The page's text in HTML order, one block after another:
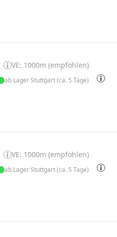
VE: 1000m (empfohlen)
ab Lager Stuttgart (ca. 5 Tage)
VE: 1000m (empfohlen)
ab Lager Stuttgart (ca. 5 Tage)